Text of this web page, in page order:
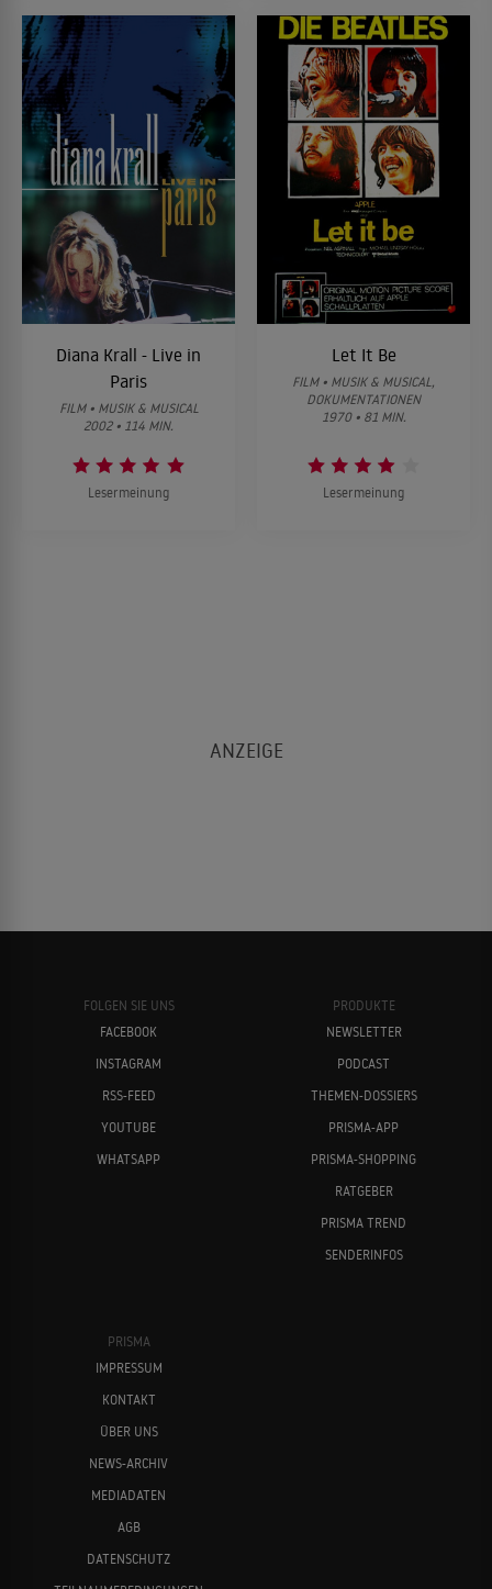
Diana Krall - Live in
Paris
FILM • MUSIK & MUSICAL
2002 • 114 MIN.
Lesermeinung
Let It Be
FILM • MUSIK & MUSICAL,
DOKUMENTATIONEN
1970 • 81 MIN.
Lesermeinung
FOLGEN SIE UNS
FACEBOOK
INSTAGRAM
RSS-FEED
YOUTUBE
WHATSAPP
PRODUKTE
NEWSLETTER
PODCAST
THEMEN-DOSSIERS
PRISMA-APP
PRISMA-SHOPPING
RATGEBER
PRISMA TREND
SENDERINFOS
PRISMA
IMPRESSUM
KONTAKT
ÜBER UNS
NEWS-ARCHIV
MEDIADATEN
AGB
DATENSCHUTZ